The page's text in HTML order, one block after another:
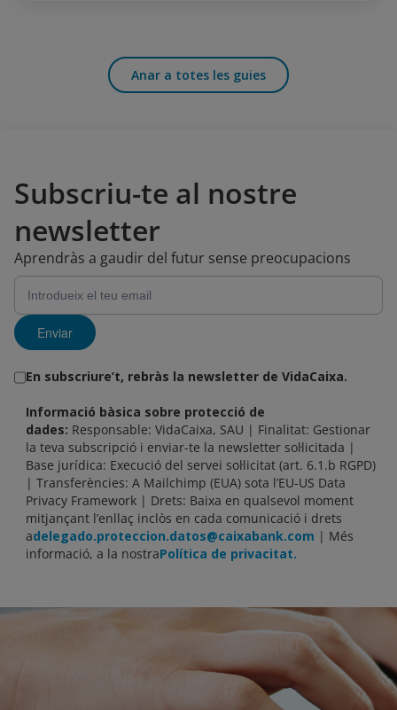
Anar a totes les guies
Subscriu-te al nostre
newsletter
Aprendràs a gaudir del futur sense preocupacions
Enviar
En subscriure’t, rebràs la newsletter de VidaCaixa.
Informació bàsica sobre protecció de
dades: Responsable: VidaCaixa, SAU | Finalitat: Gestionar
la teva subscripció i enviar-te la newsletter sol·licitada |
Base jurídica: Execució del servei sol·licitat (art. 6.1.b RGPD)
| Transferències: A Mailchimp (EUA) sota l’EU-US Data
Privacy Framework | Drets: Baixa en qualsevol moment
mitjançant l’enllaç inclòs en cada comunicació i drets
adelegado.proteccion.datos@caixabank.com | Més
informació, a la nostraPolítica de privacitat.